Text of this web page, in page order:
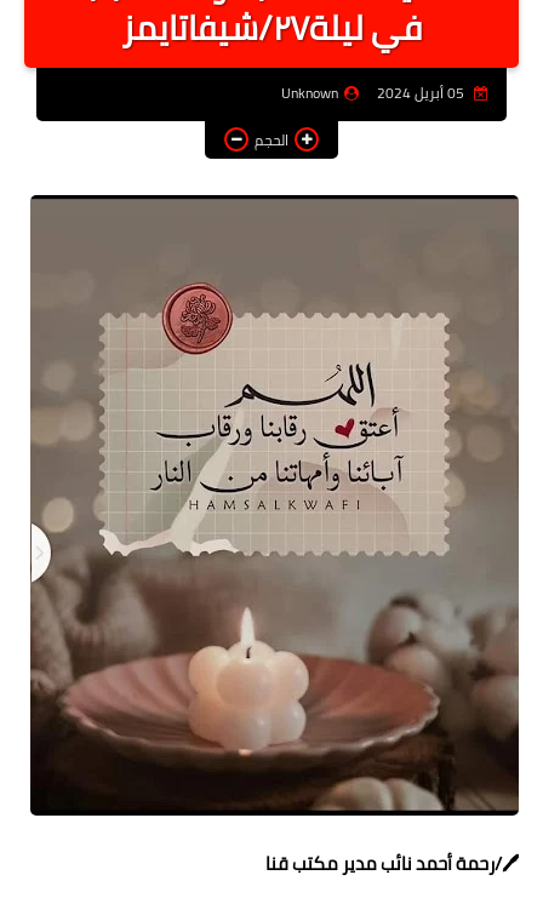
أخبار الرياصة
الطب البديل
منوعات
التعليم
الطقس
معلومه قانونيه
تكنولوجيا المعلومات
حوادث وقضايا
خدمات
الصحه والجمال
فن المطبخ
في ليلة٢٧/شيفاتايمز
Unknown
الحجم
🖊️/رحمة أحمد نائب مدير مكتب قنا